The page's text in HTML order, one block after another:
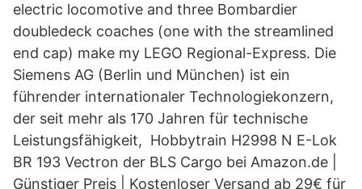
electric locomotive and three Bombardier
doubledeck coaches (one with the streamlined
end cap) make my LEGO Regional-Express. Die
Siemens AG (Berlin und München) ist ein
führender internationaler Technologiekonzern,
der seit mehr als 170 Jahren für technische
Leistungsfähigkeit, Hobbytrain H2998 N E-Lok
BR 193 Vectron der BLS Cargo bei Amazon.de |
Günstiger Preis | Kostenloser Versand ab 29€ für